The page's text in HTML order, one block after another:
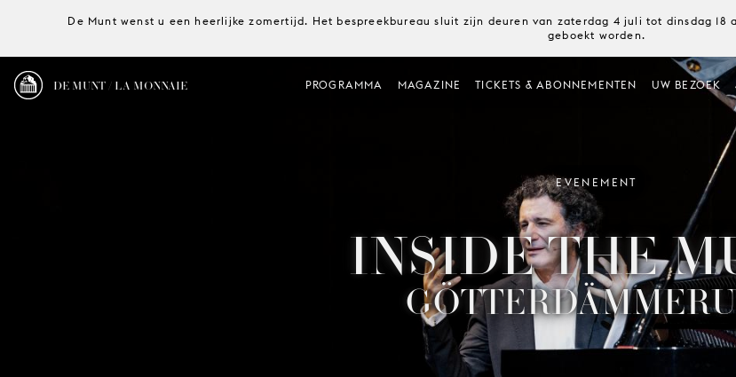
De Munt wenst u een heerlijke zomertijd. Het bespreekbureau sluit zijn deuren van zaterdag 4 juli tot dinsdag 18
geboekt worden.
DE MUNT / LA MONNAIE PROGRAMMA MAGAZINE TICKETS & ABONNEMENTEN UW BEZOEK
EVENEMENT
INSIDE THE